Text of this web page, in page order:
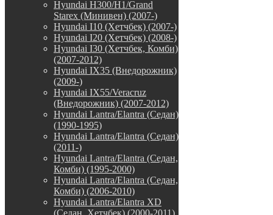
Hyundai H300/H1/Grand
Starex (Минивен) (2007-)
Hyundai I10 (Хетчбек) (2007-)
Hyundai I20 (Хетчбек) (2008-)
Hyundai I30 (Хетчбек, Комби)
(2007-2012)
Hyundai IX35 (Внедорожник)
(2009-)
Hyundai IX55/Veracruz
(Внедорожник) (2007-2012)
Hyundai Lantra/Elantra (Седан)
(1990-1995)
Hyundai Lantra/Elantra (Седан)
(2011-)
Hyundai Lantra/Elantra (Седан,
Комби) (1995-2000)
Hyundai Lantra/Elantra (Седан,
Комби) (2006-2010)
Hyundai Lantra/Elantra XD
(Седан, Хетчбек) (2000-2011)